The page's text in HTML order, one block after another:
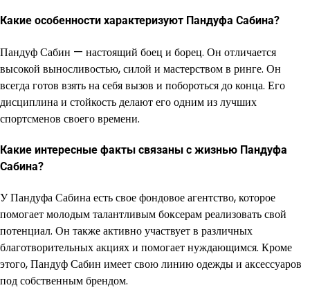
Какие особенности характеризуют Пандуфа Сабина?
Пандуф Сабин — настоящий боец и борец. Он отличается
высокой выносливостью, силой и мастерством в ринге. Он
всегда готов взять на себя вызов и побороться до конца. Его
дисциплина и стойкость делают его одним из лучших
спортсменов своего времени.
Какие интересные факты связаны с жизнью Пандуфа
Сабина?
У Пандуфа Сабина есть свое фондовое агентство, которое
помогает молодым талантливым боксерам реализовать свой
потенциал. Он также активно участвует в различных
благотворительных акциях и помогает нуждающимся. Кроме
этого, Пандуф Сабин имеет свою линию одежды и аксессуаров
под собственным брендом.